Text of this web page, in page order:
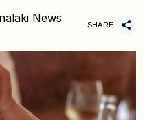
News SHARE